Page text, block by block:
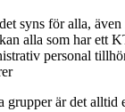
syns för alla,
alla som har ett
personal
grupper är det alltid